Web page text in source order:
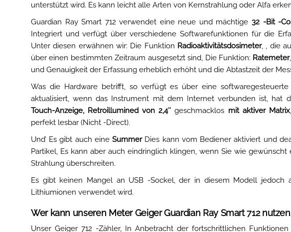
unterstützt wird. Es kann leicht alle Arten von Kernstrahlung oder Alfa
Guardian Ray Smart 712 verwendet eine neue und mächtige 32 -Bit -
Integriert und verfügt über verschiedene Softwarefunktionen für die
Unter diesen erwähnen wir: Die Funktion Radioaktivitätsdosimeter, , die
über einen bestimmten Zeitraum ausgesetzt sind, Die Funktion: Ratemeter
und Genauigkeit der Erfassung erheblich erhöht und die Abtastzeit der
Was die Hardware betrifft, so verfügt es über eine
aktualisiert, wenn das Instrument mit dem Internet verbunden ist, hat
Touch-Anzeige, Retroillumined von 2,4″ geschmacklos mit aktiver Matrix
perfekt lesbar (Nicht -Direct).
Und’ Es gibt auch eineSummerDies kann vom Bediener aktiviert und
Partikel, Es kann aber auch eindringlich klingen, wenn Sie wie
Strahlung überschreiten.
Es gibt keinen Mangel an USB -Sockel, der in diesem Modell jedoch
Lithiumionen verwendet wird.
Wer kann unseren Meter Geiger Guardian Ray Smart 712
Unser Geiger 712 -Zähler, In Anbetracht der fortschrittlichen